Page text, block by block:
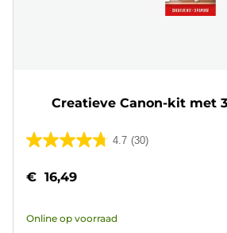
Creatieve Canon-kit met
4.7 (30)
4.7
de
sterren.
€ 16,49
Online op voorraad